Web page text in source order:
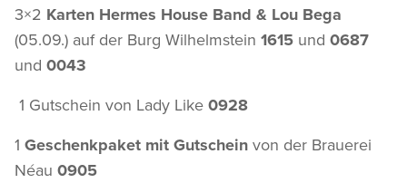
3×2 Karten Hermes House Band & Lou Bega
(05.09.) auf der Burg Wilhelmstein 1615 und 0687
und 0043
1 Gutschein von Lady Like 0928
1 Geschenkpaket mit Gutschein von der Brauerei
Néau 0905